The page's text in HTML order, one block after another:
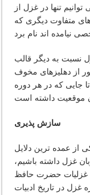
تنها در غزل از
متفاوت دیگری که
نسبت به دیگر قالب
از دهلیزهای مخوف
جایی که در هر دوره
سازش پذیری
از عمده ترین دلایل
غزل داشته باشیم،
غزلیات حضرت حافظ
غزل در تاریخ ادبیات